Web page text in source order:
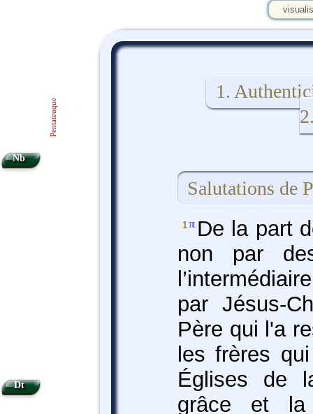
1.
Salutations de
1π De la part
non par
par Jésus-
Père qui l'a
les frères
Églises de
grâce et la
Nb
Dt
Pentateuque